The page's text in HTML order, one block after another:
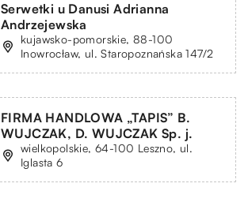
Serwetki u Danusi Adrianna
Andrzejewska
kujawsko-pomorskie, 88-100
Inowrocław, ul. Staropoznańska 147/2
FIRMA HANDLOWA „TAPIS” B.
WUJCZAK, D. WUJCZAK Sp. j.
wielkopolskie, 64-100 Leszno, ul.
Iglasta 6